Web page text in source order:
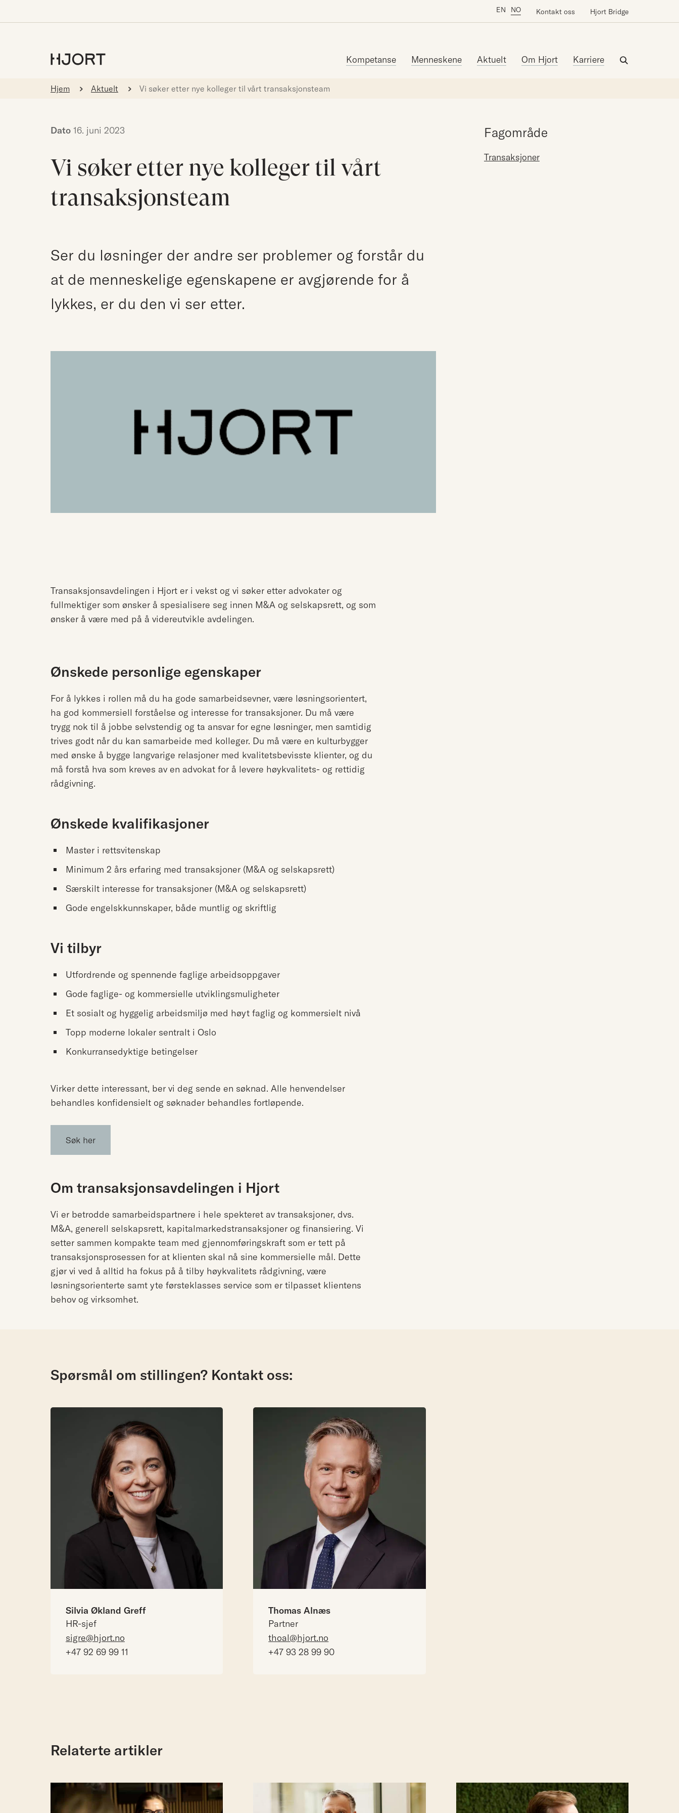
EN NO Kontakt oss Hjort Bridge
Kompetanse Menneskene Aktuelt Om Hjort Karriere
Hjem Aktuelt Vi søker etter nye kolleger til vårt transaksjonsteam
Dato 16. juni 2023
Vi søker etter nye kolleger til vårt
transaksjonsteam
Ser du løsninger der andre ser problemer og forstår du
at de menneskelige egenskapene er avgjørende for å
lykkes, er du den vi ser etter.
Fagområde
Transaksjoner
Transaksjonsavdelingen i Hjort er i vekst og vi søker etter advokater og
fullmektiger som ønsker å spesialisere seg innen M&A og selskapsrett, og som
ønsker å være med på å videreutvikle avdelingen.
Ønskede personlige egenskaper
For å lykkes i rollen må du ha gode samarbeidsevner, være løsningsorientert,
ha god kommersiell forståelse og interesse for transaksjoner. Du må være
trygg nok til å jobbe selvstendig og ta ansvar for egne løsninger, men samtidig
trives godt når du kan samarbeide med kolleger. Du må være en kulturbygger
med ønske å bygge langvarige relasjoner med kvalitetsbevisste klienter, og du
må forstå hva som kreves av en advokat for å levere høykvalitets- og rettidig
rådgivning.
Ønskede kvalifikasjoner
Master i rettsvitenskap
Minimum 2 års erfaring med transaksjoner (M&A og selskapsrett)
Særskilt interesse for transaksjoner (M&A og selskapsrett)
Gode engelskkunnskaper, både muntlig og skriftlig
Vi tilbyr
Utfordrende og spennende faglige arbeidsoppgaver
Gode faglige- og kommersielle utviklingsmuligheter
Et sosialt og hyggelig arbeidsmiljø med høyt faglig og kommersielt nivå
Topp moderne lokaler sentralt i Oslo
Konkurransedyktige betingelser
Virker dette interessant, ber vi deg sende en søknad. Alle henvendelser
behandles konfidensielt og søknader behandles fortløpende.
Søk her
Om transaksjonsavdelingen i Hjort
Vi er betrodde samarbeidspartnere i hele spekteret av transaksjoner, dvs.
M&A, generell selskapsrett, kapitalmarkedstransaksjoner og finansiering. Vi
setter sammen kompakte team med gjennomføringskraft som er tett på
transaksjonsprosessen for at klienten skal nå sine kommersielle mål. Dette
gjør vi ved å alltid ha fokus på å tilby høykvalitets rådgivning, være
løsningsorienterte samt yte førsteklasses service som er tilpasset klientens
behov og virksomhet.
Spørsmål om stillingen? Kontakt oss:
Silvia Økland Greff
HR-sjef
sigre@hjort.no
+47 92 69 99 11
Thomas Alnæs
Partner
thoal@hjort.no
+47 93 28 99 90
Relaterte artikler